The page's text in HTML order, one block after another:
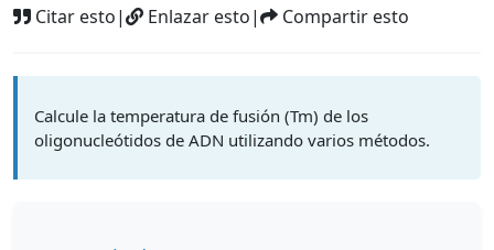
Citar esto| Enlazar esto| Compartir esto
Calcule la temperatura de fusión (Tm) de los
oligonucleótidos de ADN utilizando varios métodos.